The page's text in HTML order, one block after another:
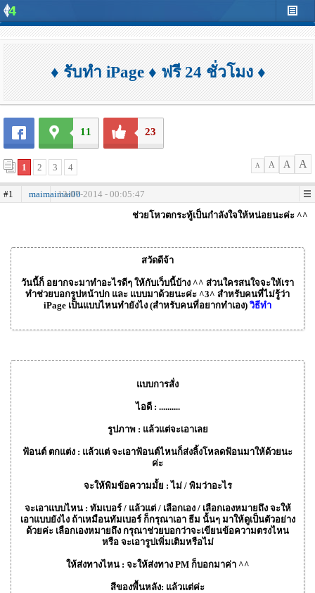
♦ รับทำ iPage ♦ ฟรี 24 ชั่วโมง ♦
11 23
1 2 3 4 A A A A
#1 maimaimai0013-07-2014 - 00:05:47
ช่วยโหวตกระทู้เป็นกำลังใจให้หน่อยนะค่ะ ^^
สวัดดีจ้า
วันนี้ก็ อยากจะมาทำอะไรดีๆ ให้กับเว็บนี้บ้าง ^^ ส่วนใครสนใจจะให้เรา
ทำช่วยบอกรูปหน้าปก และ แบบมาด้วยนะค่ะ ^3^ สำหรับคนที่ไม่รู้ว่า
iPage เป็นแบบไหนทำยังไง (สำหรับคนที่อยากทำเอง) วิธีทำ
แบบการสั่ง
ไอดี : ..........
รูปภาพ : แล้วแต่จะเอาเลย
ฟ้อนต์ ตกแต่ง : แล้วแต่ จะเอาฟ้อนต์ไหนก็ส่งลิ้งโหลดฟ้อนมาให้ด้วยนะ
ค่ะ
จะให้พิมข้อความมั้ย : ไม่ / พิมว่าอะไร
จะเอาแบบไหน : ทัมเบอร์ / แล้วแต่ / เลือกเอง / เลือกเองหมายถึง จะให้
เอาแบบยังไง ถ้าเหมือนทัมเบอร์ ก็กรุณาเอา ธีม นั้นๆ มาให้ดูเป็นตัวอย่าง
ด้วยค่ะ เลือกเองหมายถึง กรุณาช่วยบอกว่าจะเขียนข้อความตรงไหน
หรือ จะเอารูปเพิ่มเติมหรือไม่
ให้ส่งทางไหน : จะให้ส่งทาง PM ก็บอกมาค่า ^^
สีของพื้นหลัง: แล้วแต่ค่ะ